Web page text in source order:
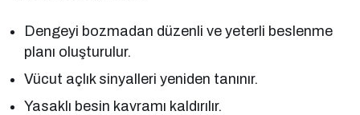
Dengeyi bozmadan düzenli ve yeterli beslenme
planı oluşturulur.
Vücut açlık sinyalleri yeniden tanınır.
Yasaklı besin kavramı kaldırılır.